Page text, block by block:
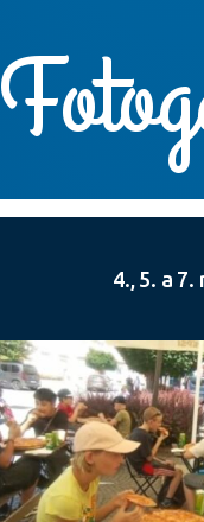
4., 5. a 7.